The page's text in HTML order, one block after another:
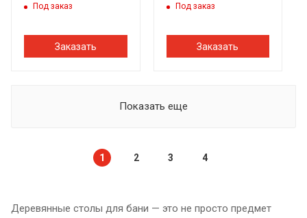
ИРБПод заказ
Заказать
ИРБПод заказ
Заказать
Показать еще
1 2 3 4
Деревянные столы для бани — это не просто предмет